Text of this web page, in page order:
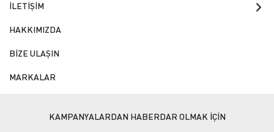
İLETİŞİM
HAKKIMIZDA
BİZE ULAŞIN
MARKALAR
KAMPANYALARDAN HABERDAR OLMAK İÇİN